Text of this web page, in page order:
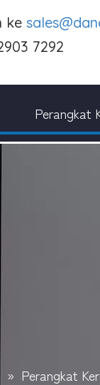
ke
7292
Perangkat
» Perangkat